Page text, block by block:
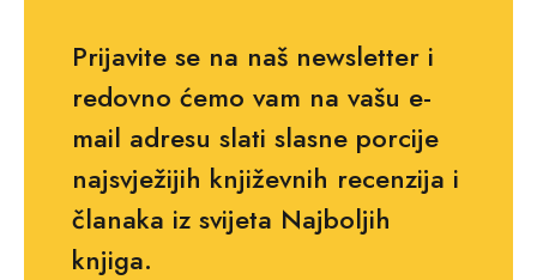
Prijavite se na naš newsletter i
redovno ćemo vam na vašu e-
mail adresu slati slasne porcije
najsvježijih književnih recenzija i
članaka iz svijeta Najboljih
knjiga.